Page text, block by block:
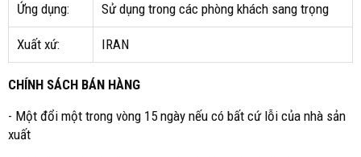
Ứng dụng: Sử dụng trong các phòng khách sang trọng
Xuất xứ: IRAN
CHÍNH SÁCH BÁN HÀNG
- Một đổi một trong vòng 15 ngày nếu có bất cứ lỗi của nhà sản
xuất